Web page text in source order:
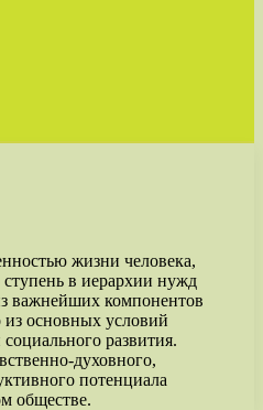
жизни человека,
в иерархии нужд
важнейших компонентов
из основных условий
развития.
духовного,
потенциала
обществе.